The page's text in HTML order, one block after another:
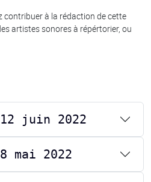
contribuer à la rédaction de cette
artistes sonores à répértorier, ou
juin 2022
mai 2022